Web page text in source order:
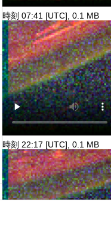
時刻 07:41 [UTC], 0.1 MB
時刻 22:17 [UTC], 0.1 MB